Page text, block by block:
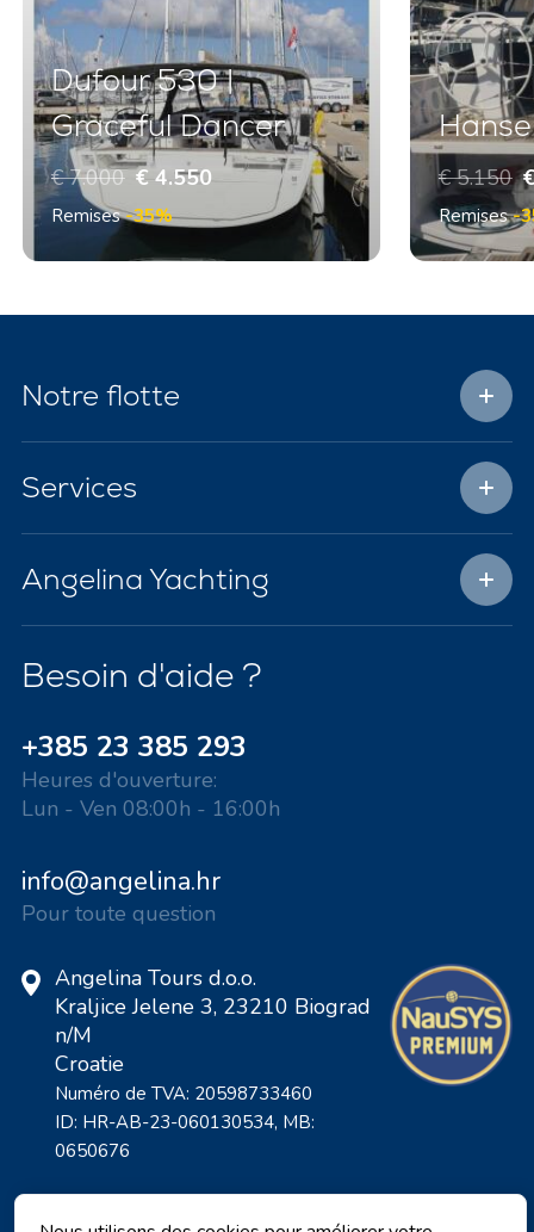
Dufour 530 |
Graceful Dancer
€ 7.000 € 4.550
Remises-35%
€ 5.150
Remises-
Notre flotte
Services
Angelina Yachting
Besoin d'aide ?
+385 23 385 293
Heures d'ouverture:
Lun - Ven 08:00h - 16:00h
info@angelina.hr
Pour toute question
Angelina Tours d.o.o.
Kraljice Jelene 3, 23210 Biograd
n/M
Croatie
Numéro de TVA: 20598733460
ID: HR-AB-23-060130534, MB:
0650676